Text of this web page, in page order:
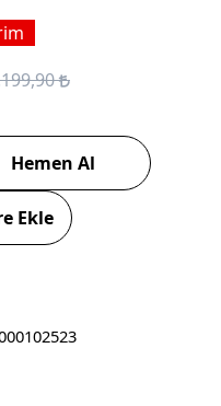
Hemen Al
Ekle